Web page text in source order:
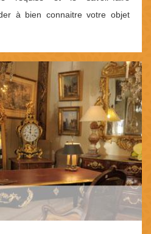
à bien connaitre votre objet